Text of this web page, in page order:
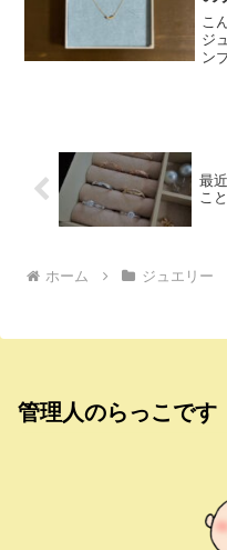
こ
ジ
ン
れ
が
最
こと
ホーム ジュエリー
管理人のらっこです